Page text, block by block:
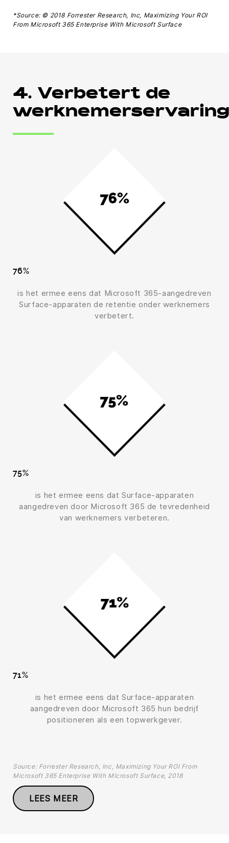
*Source: © 2018 Forrester Research, Inc, Maximizing Your ROI
From Microsoft 365 Enterprise With Microsoft Surface
4. Verbetert de
werknemerservaring
76%
is het ermee eens dat Microsoft 365-aangedreven
Surface-apparaten de retentie onder werknemers
verbetert.
75%
is het ermee eens dat Surface-apparaten
aangedreven door Microsoft 365 de tevredenheid
van werknemers verbeteren.
71%
is het ermee eens dat Surface-apparaten
aangedreven door Microsoft 365 hun bedrijf
positioneren als een topwerkgever.
Source: Forrester Research, Inc, Maximizing Your ROI From
Microsoft 365 Enterprise With Microsoft Surface, 2018
LEES MEER